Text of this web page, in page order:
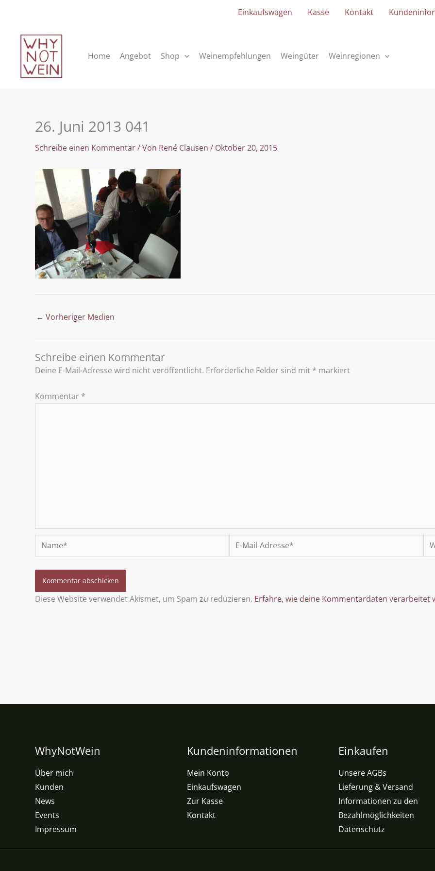
springen
Einkaufswagen Kasse Kontakt
Home Angebot Shop Weinempfehlungen Weingüter Weinregionen
26. Juni 2013 041
Schreibe einen Kommentar/ Von René Clausen / Oktober 20, 2015
← Vorheriger Medien
Schreibe einen Kommentar
Deine E-Mail-Adresse wird nicht veröffentlicht. Erforderliche Felder sind mit * markiert
Kommentar *
Name*
Mail-
Diese Website verwendet Akismet, um Spam zu reduzieren. Erfahre, wie deine Kommentardaten verarbeitet
WhyNotWein
Über mich
Kunden
News
Events
Impressum
Kundeninformationen
Mein Konto
Einkaufswagen
Zur Kasse
Kontakt
Einkaufen
Unsere AGBs
Lieferung & Versand
Informationen zu den
Bezahlmöglichkeiten
Datenschutz